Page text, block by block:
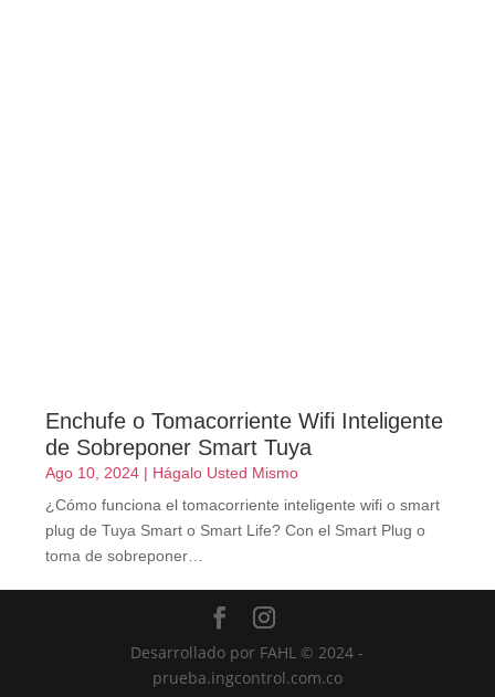
Enchufe o Tomacorriente Wifi Inteligente
de Sobreponer Smart Tuya
Ago 10, 2024 | Hágalo Usted Mismo
¿Cómo funciona el tomacorriente inteligente wifi o smart
plug de Tuya Smart o Smart Life? Con el Smart Plug o
toma de sobreponer…
Desarrollado por FAHL © 2024 -
prueba.ingcontrol.com.co